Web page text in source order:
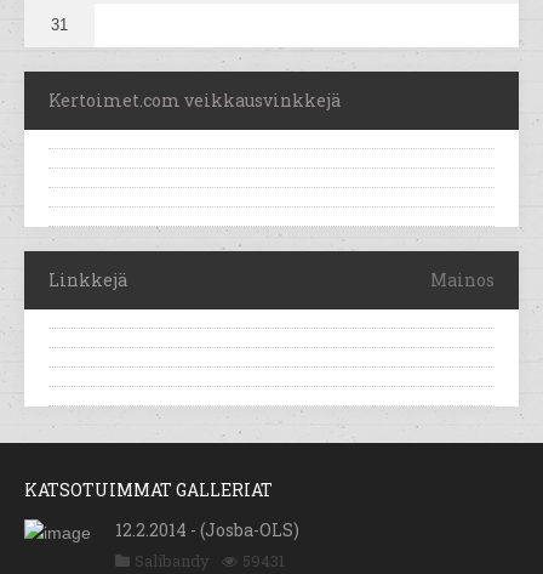
31
Kertoimet.com veikkausvinkkejä
Linkkejä Mainos
KATSOTUIMMAT GALLERIAT
12.2.2014 - (Josba-OLS)
Salibandy 59431